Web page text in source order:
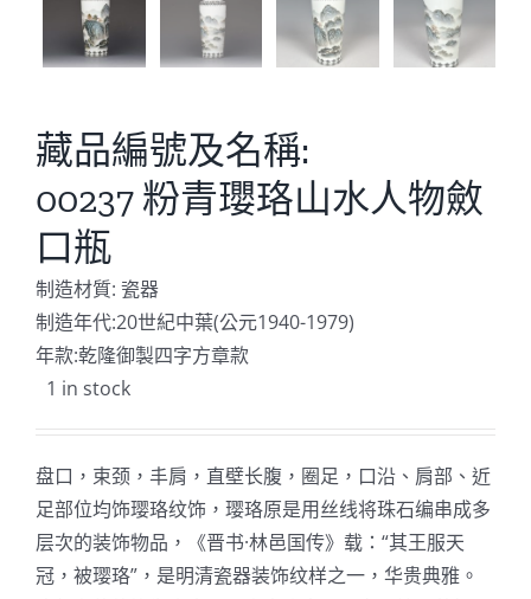
藏品編號及名稱:
00237 粉青瓔珞山水人物斂
口瓶
制造材質: 瓷器
制造年代:20世紀中葉(公元1940-1979)
年款:乾隆御製四字方章款
1 in stock
盘口，束颈，丰肩，直壁长腹，圈足，口沿、肩部、近
足部位均饰璎珞纹饰，璎珞原是用丝线将珠石编串成多
层次的装饰物品，《晋书·林邑国传》载：“其王服天
冠，被璎珞”，是明清瓷器装饰纹样之一，华贵典雅。